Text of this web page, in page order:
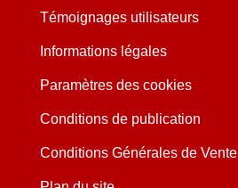
Témoignages utilisateurs
Informations légales
Paramètres des cookies
Conditions de publication
Conditions Générales de Vente